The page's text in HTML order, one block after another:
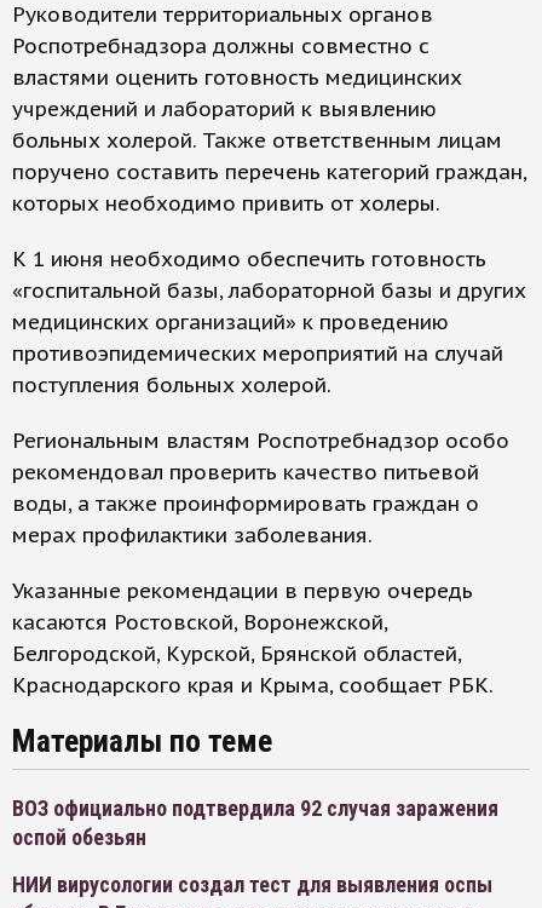
Руководители территориальных органов
Роспотребнадзора должны совместно с
властями оценить готовность медицинских
учреждений и лабораторий к выявлению
больных холерой. Также ответственным лицам
поручено составить перечень категорий граждан,
которых необходимо привить от холеры.
К 1 июня необходимо обеспечить готовность
«госпитальной базы, лабораторной базы и других
медицинских организаций» к проведению
противоэпидемических мероприятий на случай
поступления больных холерой.
Региональным властям Роспотребнадзор особо
рекомендовал проверить качество питьевой
воды, а также проинформировать граждан о
мерах профилактики заболевания.
Указанные рекомендации в первую очередь
касаются Ростовской, Воронежской,
Белгородской, Курской, Брянской областей,
Краснодарского края и Крыма, сообщает РБК.
Материалы по теме
ВОЗ официально подтвердила 92 случая заражения
оспой обезьян
НИИ вирусологии создал тест для выявления оспы